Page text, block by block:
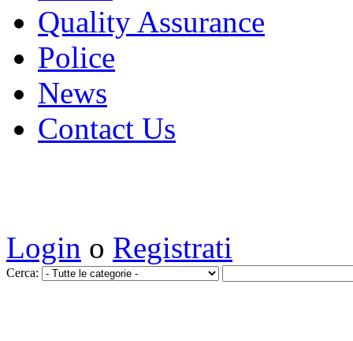
Quality Assurance
Police
News
Contact Us
Login o Registrati
Cerca: